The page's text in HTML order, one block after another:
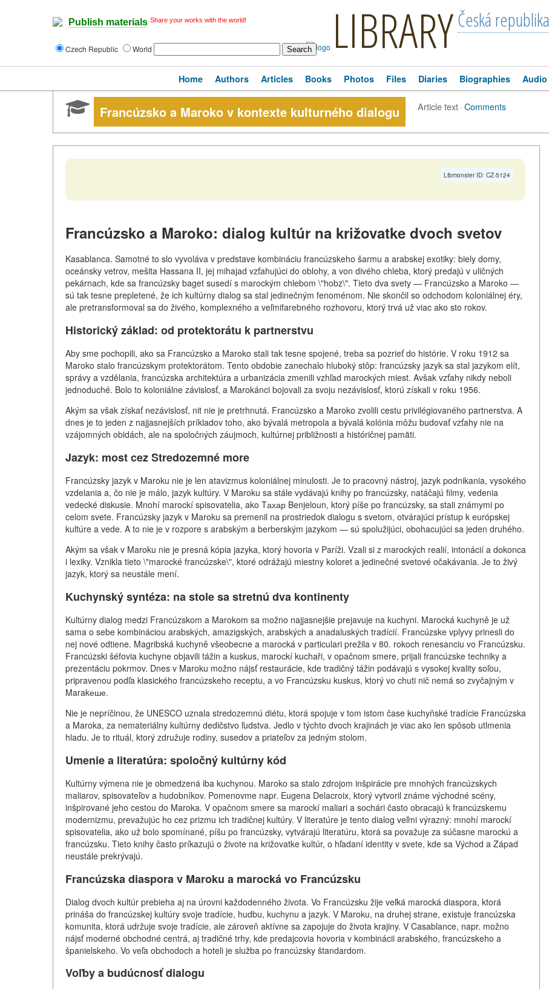
Publish materials Share your works with the world!
Czech Republic World LIBRARYČeská republika
Home Authors Articles Books Photos Files Diaries Biographies Audio
Francúzsko a Maroko v kontexte kulturného dialogu Article text·Comments
Libmonster ID: CZ-5124
Francúzsko a Maroko: dialog kultúr na križovatke dvoch svetov
Kasablanca. Samotné to slo vyvoláva v predstave kombináciu francúzskeho šarmu a arabskej exotiky: biely domy,
oceánsky vetrov, mešita Hassana II, jej mihajad vzťahujúci do oblohy, a von divého chleba, ktorý predajú v uličných
pekárnach, kde sa francúzsky baget susedí s marockým chlebom \"hobz\". Tieto dva svety — Francúzsko a Maroko —
sú tak tesne prepletené, že ich kultúrny dialog sa stal jedinečným fenoménom. Nie skončil so odchodom koloniálnej éry,
ale pretransformoval sa do živého, komplexného a veľmifarebného rozhovoru, ktorý trvá už viac ako sto rokov.
Historický základ: od protektorátu k partnerstvu
Aby sme pochopili, ako sa Francúzsko a Maroko stali tak tesne spojené, treba sa pozrieť do histórie. V roku 1912 sa
Maroko stalo francúzskym protektorátom. Tento obdobie zanechalo hluboký stôp: francúzsky jazyk sa stal jazykom elít,
správy a vzdělania, francúzska architektúra a urbanizácia zmenili vzhľad marockých miest. Avšak vzťahy nikdy neboli
jednoduché. Bolo to koloniálne závislosť, a Marokánci bojovali za svoju nezávislosť, ktorú získali v roku 1956.
Akým sa však získať nezávislosť, nit nie je pretrhnutá. Francúzsko a Maroko zvolili cestu privilégiovaného partnerstva. A
dnes je to jeden z najjasnejších príkladov toho, ako bývalá metropola a bývalá kolónia môžu budovať vzťahy nie na
vzájomných obidách, ale na spoločných záujmoch, kultúrnej približnosti a históričnej pamäti.
Jazyk: most cez Stredozemné more
Francúzsky jazyk v Maroku nie je len atavizmus koloniálnej minulosti. Je to pracovný nástroj, jazyk podnikania, vysokého
vzdelania a, čo nie je málo, jazyk kultúry. V Maroku sa stále vydávajú knihy po francúzsky, natáčajú filmy, vedenia
vedecké diskusie. Mnohí marockí spisovatelia, ako Tахар Benjeloun, ktorý píše po francúzsky, sa stali známymi po
celom svete. Francúzsky jazyk v Maroku sa premenil na prostriedok dialogu s svetom, otvárajúci prístup k európskej
kultúre a vede. A to nie je v rozpore s arabským a berberským jazykom — sú spolužijúci, obohacujúci sa jeden druhého.
Akým sa však v Maroku nie je presná kópia jazyka, ktorý hovoria v Paríži. Vzali si z marockých realií, intonácií a dokonca
i lexiky. Vznikla tieto \"marocké francúzske\", ktoré odrážajú miestny koloret a jedinečné svetové očakávania. Je to živý
jazyk, ktorý sa neustále mení.
Kuchynský syntéza: na stole sa stretnú dva kontinenty
Kultúrny dialog medzi Francúzskom a Marokom sa možno najjasnejšie prejavuje na kuchyni. Marocká kuchyně je už
sama o sebe kombináciou arabských, amazigských, arabských a anadaluských tradícií. Francúzske vplyvy prinesli do
nej nové odtiene. Magribská kuchyně všeobecne a marocká v particulari prežila v 80. rokoch renesanciu vo Francúzsku.
Francúzski šéfovia kuchyne objavili tážin a kuskus, marockí kuchaři, v opačnom smere, prijali francúzske techniky a
prezentáciu pokrmov. Dnes v Maroku možno nájsť restaurácie, kde tradičný tážin podávajú s vysokej kvality soľou,
pripravenou podľa klasického francúzskeho receptu, a vo Francúzsku kuskus, ktorý vo chuti nič nemá so zvyčajným v
Marakеше.
Nie je nepríčinou, že UNESCO uznala stredozemnú diétu, ktorá spojuje v tom istom čase kuchyňské tradície Francúzska
a Maroka, za nemateriálny kultúrny dedičstvo ľudstva. Jedlo v týchto dvoch krajinách je viac ako len spôsob utlmenia
hladu. Je to rituál, ktorý združuje rodiny, susedov a priateľov za jedným stolom.
Umenie a literatúra: spoločný kultúrny kód
Kultúrny výmena nie je obmedzená iba kuchynou. Maroko sa stalo zdrojom inšpirácie pre mnohých francúzskych
maliarov, spisovateľov a hudobníkov. Pomenovme napr. Eugena Delacroix, ktorý vytvoril známe východné scény,
inšpirované jeho cestou do Maroka. V opačnom smere sa marockí maliari a sochári často obracajú k francúzskemu
modernizmu, prevažujúc ho cez prizmu ich tradičnej kultúry. V literatúre je tento dialog veľmi výrazný: mnohí marockí
spisovatelia, ako už bolo spomínané, píšu po francúzsky, vytvárajú literatúru, ktorá sa považuje za súčasne marockú a
francúzsku. Tieto knihy často príkazujú o živote na križovatke kultúr, o hľadaní identity v svete, kde sa Východ a Západ
neustále prekrývajú.
Francúzska diaspora v Maroku a marocká vo Francúzsku
Dialog dvoch kultúr prebieha aj na úrovni každodenného života. Vo Francúzsku žije veľká marocká diaspora, ktorá
prináša do francúzskej kultúry svoje tradície, hudbu, kuchynu a jazyk. V Maroku, na druhej strane, existuje francúzska
komunita, ktorá udržuje svoje tradície, ale zároveň aktívne sa zapojuje do života krajiny. V Casablance, napr. možno
nájsť moderné obchodné centrá, aj tradičné trhy, kde predajcovia hovoria v kombinácii arabského, francúzskeho a
španielskeho. Vo veľa obchodoch a hoteli je služba po francúzsky štandardom.
Voľby a budúcnosť dialogu